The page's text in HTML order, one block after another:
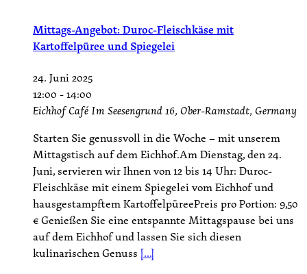
Mittags-Angebot: Duroc-Fleischkäse mit
Kartoffelpüree und Spiegelei
24. Juni 2025
12:00 -14:00
Eichhof CaféIm Seesengrund 16, Ober-Ramstadt, Germany
Starten Sie genussvoll in die Woche – mit unserem
Mittagstisch auf dem Eichhof.Am Dienstag, den 24.
Juni, servieren wir Ihnen von 12 bis 14 Uhr: Duroc-
Fleischkäse mit einem Spiegelei vom Eichhof und
hausgestampftem KartoffelpüreePreis pro Portion: 9,50
€ Genießen Sie eine entspannte Mittagspause bei uns
auf dem Eichhof und lassen Sie sich diesen
kulinarischen Genuss [...]